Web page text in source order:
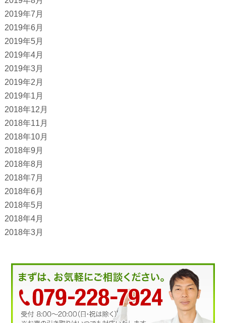
2019年7月
2019年6月
2019年5月
2019年4月
2019年3月
2019年2月
2019年1月
2018年12月
2018年11月
2018年10月
2018年9月
2018年8月
2018年7月
2018年6月
2018年5月
2018年4月
2018年3月